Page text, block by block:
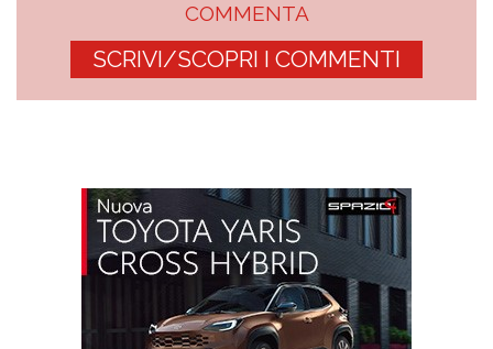
COMMENTA
SCRIVI/SCOPRI I COMMENTI